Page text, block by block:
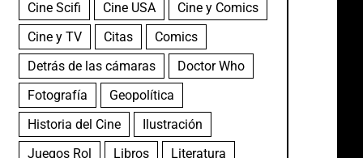
Cine Scifi
Cine USA
Cine y Comics
Cine y TV
Citas
Comics
Detrás de las cámaras
Doctor Who
Fotografía
Geopolítica
Historia del Cine
Ilustración
Juegos Rol
Libros
Literatura